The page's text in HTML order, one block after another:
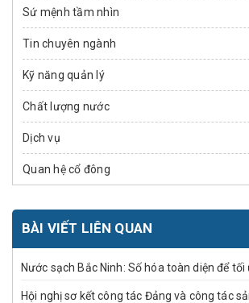
Sứ mệnh tầm nhìn
Tin chuyên ngành
Kỹ năng quản lý
Chất lượng nước
Dịch vụ
Quan hệ cổ đông
BÀI VIẾT LIÊN QUAN
Nước sạch Bắc Ninh: Số hóa toàn diện để
Hội nghị sơ kết công tác Đảng và công tác